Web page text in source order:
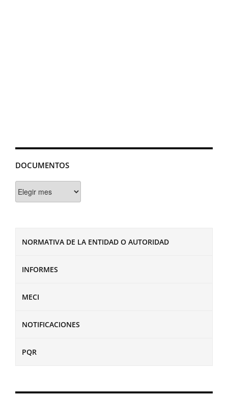
DOCUMENTOS
NORMATIVA DE LA ENTIDAD O AUTORIDAD
INFORMES
MECI
NOTIFICACIONES
PQR